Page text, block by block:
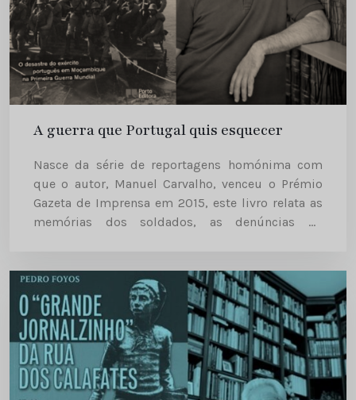
A guerra que Portugal quis esquecer
Nasce da série de reportagens homónima com
que o autor, Manuel Carvalho, venceu o Prémio
Gazeta de Imprensa em 2015, este livro relata as
memórias dos soldados, as denúncias de